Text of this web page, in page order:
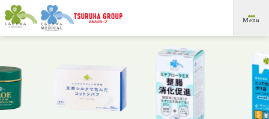
メ
イ
ン
テ
ン
ツ
ま
Menu
ム
の